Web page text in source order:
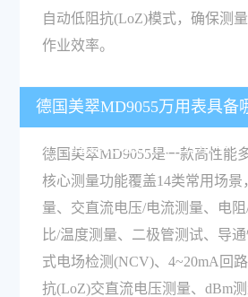
自动低阻抗(LoZ)模式，确保测
作业效率。
德国美翠MD9055万用表具备
力，精度表现处于什么水平？
德国美翠MD9055是一款高性能
核心测量功能覆盖14类常用场景
量、交直流电压/电流测量、电
比/温度测量、二极管测试、导
式电场检测(NCV)、4~20mA回
抗(LoZ)交直流电压测量、dBm